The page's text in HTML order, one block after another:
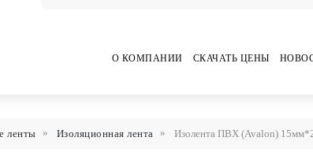
О КОМПАНИИ СКАЧАТЬ ЦЕНЫ
ленты Изоляционная лента Изолента ПВХ (Avalon)